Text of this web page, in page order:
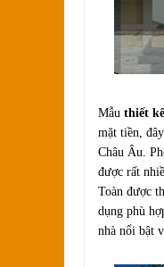
Mẫu thiết
mặt tiền,
Châu Âu.
được rất
Toàn được
dụng phù
nhà nổi bật